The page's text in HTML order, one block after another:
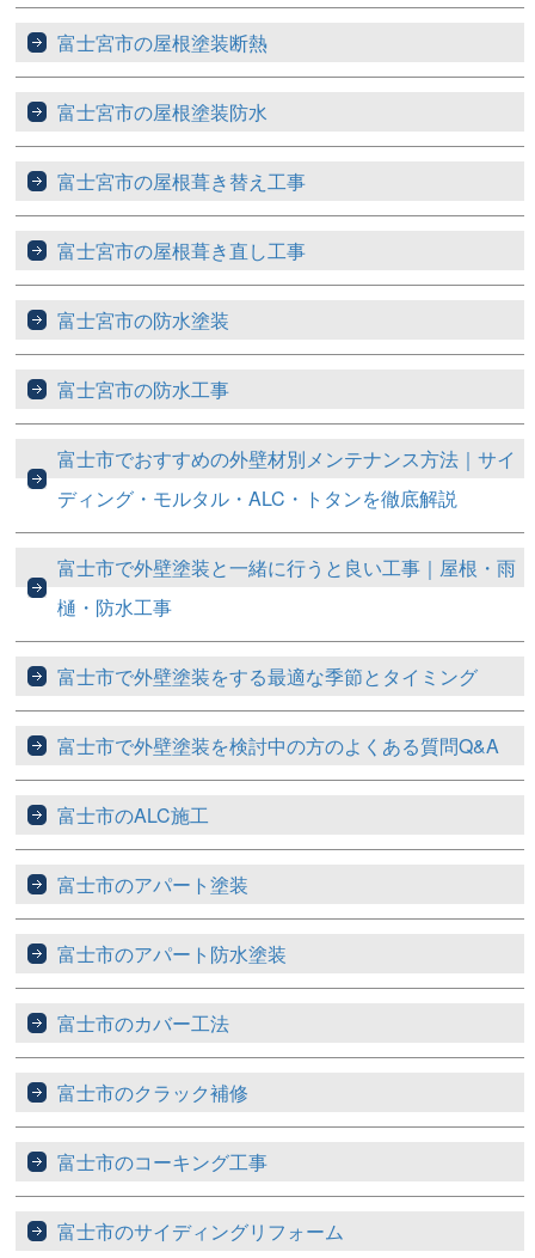
富士宮市の屋根塗装断熱
富士宮市の屋根塗装防水
富士宮市の屋根葺き替え工事
富士宮市の屋根葺き直し工事
富士宮市の防水塗装
富士宮市の防水工事
富士市でおすすめの外壁材別メンテナンス方法｜サイ
ディング・モルタル・ALC・トタンを徹底解説
富士市で外壁塗装と一緒に行うと良い工事｜屋根・雨
樋・防水工事
富士市で外壁塗装をする最適な季節とタイミング
富士市で外壁塗装を検討中の方のよくある質問Q&A
富士市のALC施工
富士市のアパート塗装
富士市のアパート防水塗装
富士市のカバー工法
富士市のクラック補修
富士市のコーキング工事
富士市のサイディングリフォーム